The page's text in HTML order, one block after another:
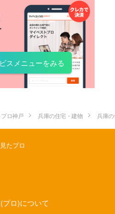
スメニューをみる
ロ神戸 兵庫の住宅・建物 兵庫
たプロ
ロ)について